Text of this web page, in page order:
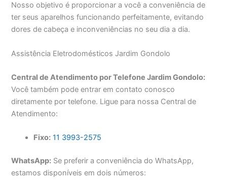
Nosso objetivo é proporcionar a você a conveniência de
ter seus aparelhos funcionando perfeitamente, evitando
dores de cabeça e inconveniências no seu dia a dia.
Assistência Eletrodomésticos Jardim Gondolo
Central de Atendimento por Telefone Jardim Gondolo:
Você também pode entrar em contato conosco
diretamente por telefone. Ligue para nossa Central de
Atendimento:
Fixo: 11 3993-2575
WhatsApp: Se preferir a conveniência do WhatsApp,
estamos disponíveis em dois números: